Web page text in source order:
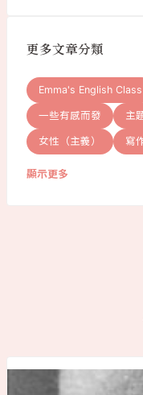
更多文章分類
Emma's English Class
一些有感而發 主
女性（主義） 寫
顯示更多